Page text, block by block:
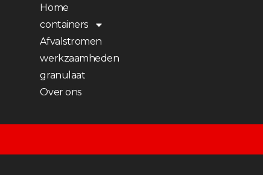
Home
containers
Afvalstromen
werkzaamheden
granulaat
Over ons